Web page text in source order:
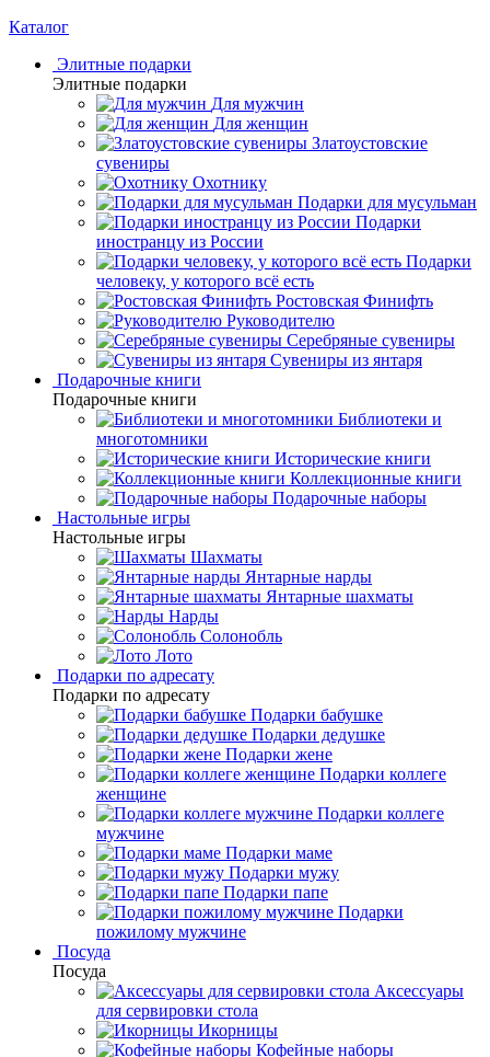
Каталог
Элитные подарки
Элитные подарки
Для мужчин
Для женщин
Златоустовские
сувениры
Охотнику
Подарки для мусульман
Подарки
иностранцу из России
Подарки
человеку, у которого всё есть
Ростовская Финифть
Руководителю
Серебряные сувениры
Сувениры из янтаря
Подарочные книги
Подарочные книги
Библиотеки и
многотомники
Исторические книги
Коллекционные книги
Подарочные наборы
Настольные игры
Настольные игры
Шахматы
Янтарные нарды
Янтарные шахматы
Нарды
Солонобль
Лото
Подарки по адресату
Подарки по адресату
Подарки бабушке
Подарки дедушке
Подарки жене
Подарки коллеге
женщине
Подарки коллеге
мужчине
Подарки маме
Подарки мужу
Подарки папе
Подарки
пожилому мужчине
Посуда
Посуда
Аксессуары
для сервировки стола
Икорницы
Кофейные наборы